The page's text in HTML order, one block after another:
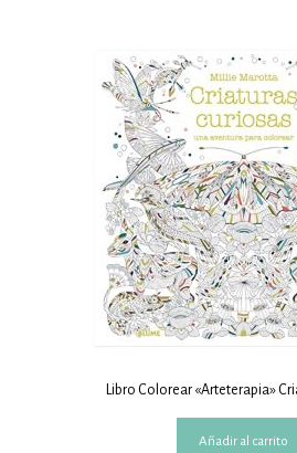
Libro Colorear «Arteterapia»
Añadir al carrito